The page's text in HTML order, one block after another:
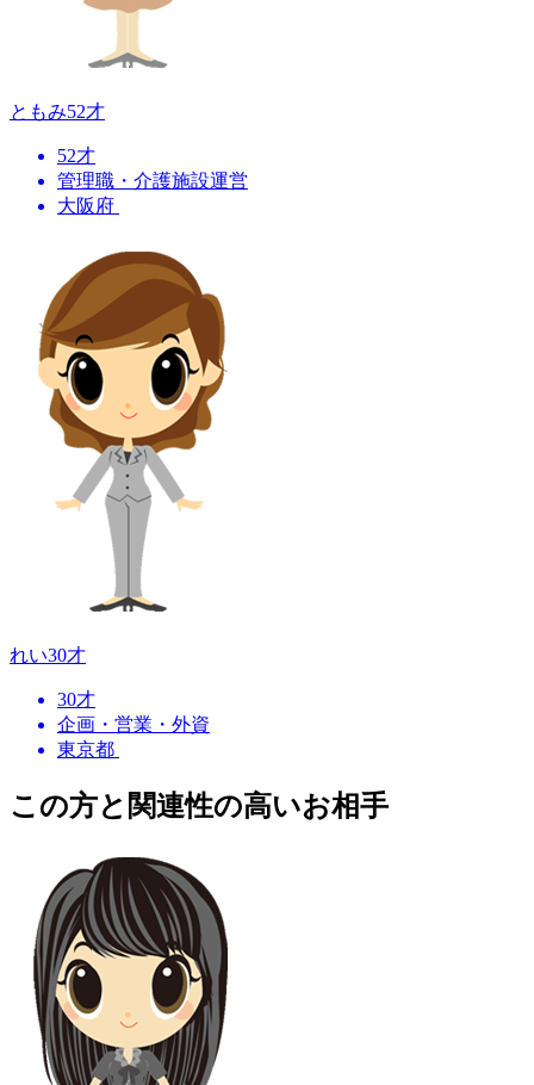
ともみ52才
52才
管理職・介護施設運営
大阪府
れい30才
30才
企画・営業・外資
東京都
この方と関連性の高いお相手